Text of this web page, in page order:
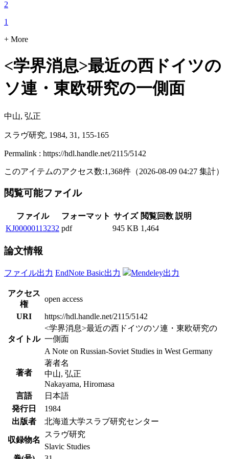
2
1
+ More
<学界消息>最近の西ドイツの
ソ連・東欧研究の一側面
中山, 弘正
スラヴ研究, 1984, 31, 155-165
Permalink : https://hdl.handle.net/2115/5142
このアイテムのアクセス数:1,368件 （2026-08-09 04:27 集計）
閲覧可能ファイル
ファイル フォーマット サイズ 閲覧回数 説明
KJ00000113232 pdf 945 KB 1,464
論文情報
ファイル出力 EndNote Basic出力 Mendeley出力
アクセス
権
open access
URI
https://hdl.handle.net/2115/5142
タイトル
<学界消息>最近の西ドイツのソ連・東欧研究の
一側面
A Note on Russian-Soviet Studies in West Germany
著者
著者名
中山, 弘正
Nakayama, Hiromasa
言語
日本語
発行日
1984
出版者
北海道大学スラブ研究センター
収録物名
スラヴ研究
Slavic Studies